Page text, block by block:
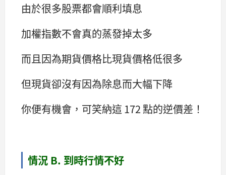
由於很多股票都會順利填息
加權指數不會真的蒸發掉太多
而且因為期貨價格比現貨價格低很多
但現貨卻沒有因為除息而大幅下降
你便有機會，可笑納這 172 點的逆價差！
情況 B. 到時行情不好